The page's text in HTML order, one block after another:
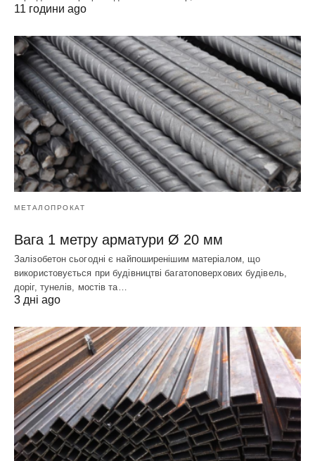
11 години ago
МЕТАЛОПРОКАТ
Вага 1 метру арматури Ø 20 мм
Залізобетон сьогодні є найпоширенішим матеріалом, що
використовується при будівництві багатоповерхових будівель,
доріг, тунелів, мостів та…
3 дні ago